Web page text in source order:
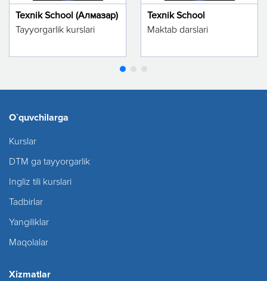
Texnik School (Алмазар)
Tayyorgarlik kurslari
Texnik School
Maktab darslari
O`quvchilarga
Kurslar
DTM ga tayyorgarlik
Ingliz tili kurslari
Tadbirlar
Yangiliklar
Maqolalar
Xizmatlar